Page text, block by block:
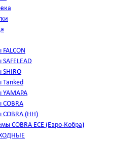
(HH)
COBRA ECE (Евро-Кобра)